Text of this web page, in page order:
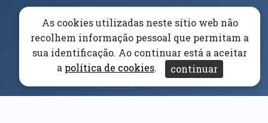
Parceiros e Financiadores(abre em nova janela)
(abre em nova janela)
(abre em nova janela)
As cookies utilizadas neste sítio web não
recolhem informação pessoal que permitam a
sua identificação. Ao continuar está a aceitar
a política de cookies. continuar